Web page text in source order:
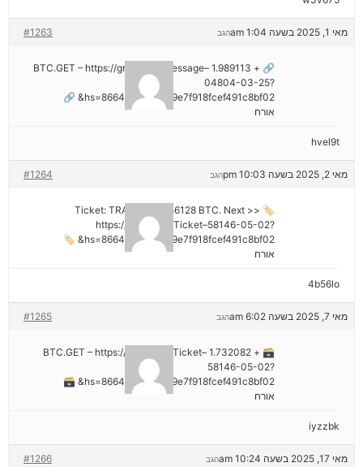
מאי 1, 2025 בשעה 1:04 am #1263 הגב
🔗 + 1.989113 BTC.GET – https://graph.org/Message–
04804-03-25?
hs=8664c520642b9e7f918fcef491c8bf02& 🔗
אורח
hvel9t
מאי 2, 2025 בשעה 10:03 pm #1264 הגב
🏷 Ticket: TRANSFER 1,56128 BTC. Next >>
https://graph.org/Ticket–58146-05-02?
hs=8664c520642b9e7f918fcef491c8bf02& 🏷
אורח
4b56lo
מאי 7, 2025 בשעה 6:02 am #1265 הגב
🗃 + 1.732082 BTC.GET – https://graph.org/Ticket–
58146-05-02?
hs=8664c520642b9e7f918fcef491c8bf02& 🗃
אורח
iyzzbk
מאי 17, 2025 בשעה 10:24 am #1266 הגב